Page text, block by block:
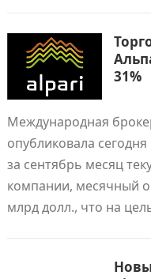
31%
Международная
опубликовала
за сентябрь месяц
компании, месячный
млрд долл., что на